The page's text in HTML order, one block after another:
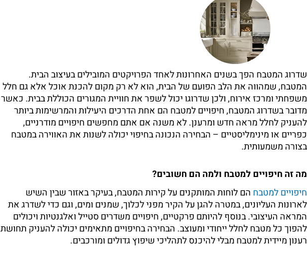
שדרוג המטבח הפך בשנים האחרונות לאחד הפרויקטים המובילים בעיצוב הבית.
המטבח, שמהווה את הלב הפועם של הבית, הוא לא רק מקום להכנת אוכל אלא גם חלל
משפחתי ומרכז אירוח, ולכן שדרוגו יכול לשפר את חוויית המגורים הכוללת בבית. כאשר
מדובר בשדרוג המטבח, חיפויים למטבח הם אחת הדרכים היעילות והמרשימות ביותר
להעניק לחלל מראה חדש ומרענן. לא משנה אם אתם מחפשים חיפויים מודרניים,
כפריים או מינימליסטיים – הבחירה הנכונה בחיפוי יכולה לשנות את האווירה במטבח
בצורה משמעותית.
מה זה חיפויים למטבח ולמה הם חשובים?
חיפויים למטבח הם לוחות המותקנים על קירות המטבח, בעיקר באזור שבין השיש
לארונות העליונים, במטרה להגן על הקיר מפני לכלוך, שמנים ומים, וגם כדי לשדרג את
המראה העיצובי. בנוסף להיותם פרקטיים, חיפויים משדרים סטייל ואלגנטיות ויכולים
להפוך כל מטבח לחלל ייחודי ומעוצב. הבחירה בחיפויים מתאימים יכולה להעניק תחושת
רענון מיידית למטבח מבלי להיכנס לתהליכי שיפוץ גדולים ומורכבים.